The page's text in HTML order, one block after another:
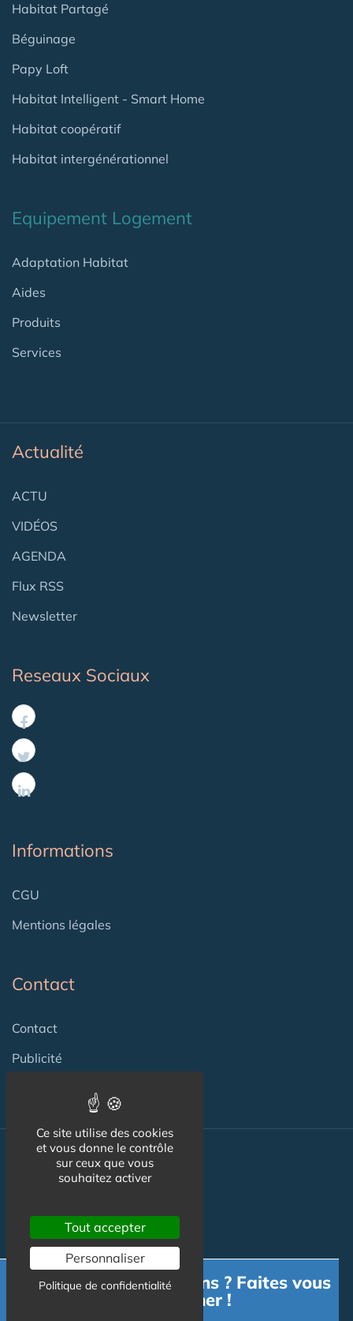
Habitat Partagé
Béguinage
Papy Loft
Habitat Intelligent - Smart Home
Habitat coopératif
Habitat intergénérationnel
Equipement Logement
Adaptation Habitat
Aides
Produits
Services
Actualité
ACTU
VIDÉOS
AGENDA
Flux RSS
Newsletter
Reseaux Sociaux
Informations
CGU
Mentions légales
Contact
Contact
Publicité
Nos autres sites :
Capgeris.com
Seniorissimmo.com
Emploi-formation-sante.com
Besoin d'informations ? Faites vous
accompagner !
Ce site utilise des cookies
et vous donne le contrôle
sur ceux que vous
souhaitez activer
Tout accepter
Personnaliser
Politique de confidentialité